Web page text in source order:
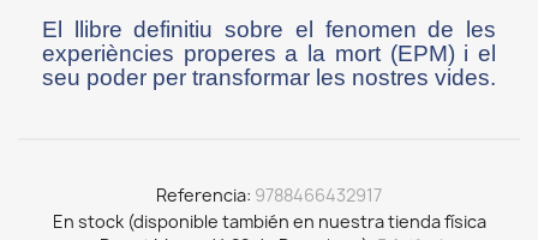
El llibre definitiu sobre el fenomen de les
experiències properes a la mort (EPM) i el
seu poder per transformar les nostres vides.
Referencia 9788466432917
En stock (disponible también en nuestra tienda física